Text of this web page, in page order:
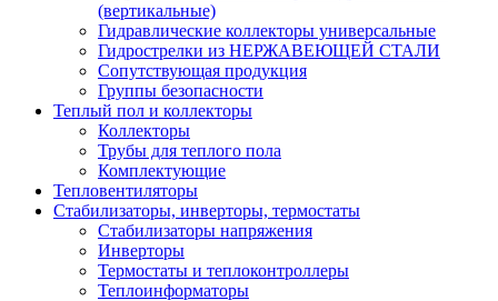
(вертикальные)
Гидравлические коллекторы универсальные
Гидрострелки из НЕРЖАВЕЮЩЕЙ СТАЛИ
Сопутствующая продукция
Группы безопасности
Теплый пол и коллекторы
Коллекторы
Трубы для теплого пола
Комплектующие
Тепловентиляторы
Стабилизаторы, инверторы, термостаты
Стабилизаторы напряжения
Инверторы
Термостаты и теплоконтроллеры
Теплоинформаторы